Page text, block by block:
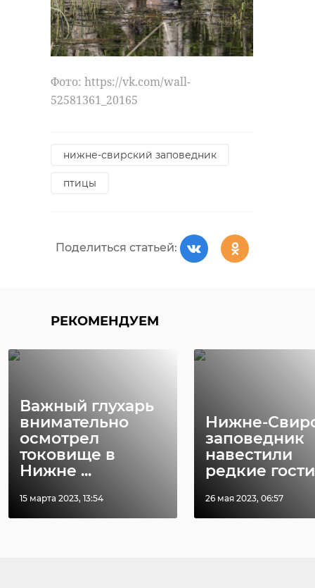
Фото: https://vk.com/wall-
52581361_20165
нижне-свирский заповедник
птицы
Поделиться статьей:
РЕКОМЕНДУЕМ
Важный глухарь
внимательно
осмотрел
токовище в
Нижне ...
15 марта 2023, 13:54
Нижне-
заповедник
навестили
редкие
26 мая 2023, 06:57